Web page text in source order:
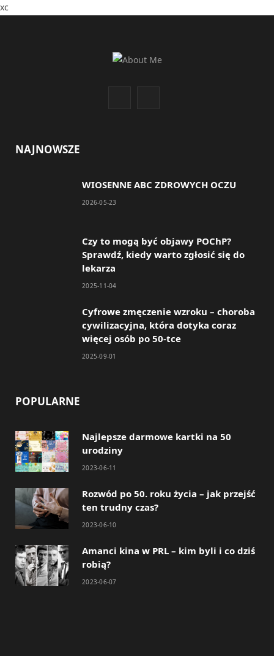
xc
b
k
a
a
NAJNOWSZE
WIOSENNE ABC ZDROWYCH OCZU
2026-05-23
Czy to mogą być objawy POChP?
Sprawdź, kiedy warto zgłosić się do
lekarza
2025-11-04
Cyfrowe zmęczenie wzroku – choroba
cywilizacyjna, która dotyka coraz
więcej osób po 50-tce
2025-09-01
POPULARNE
Najlepsze darmowe kartki na 50
urodziny
2023-06-11
Rozwód po 50. roku życia – jak przejść
ten trudny czas?
2023-06-10
Amanci kina w PRL – kim byli i co dziś
robią?
2023-06-07